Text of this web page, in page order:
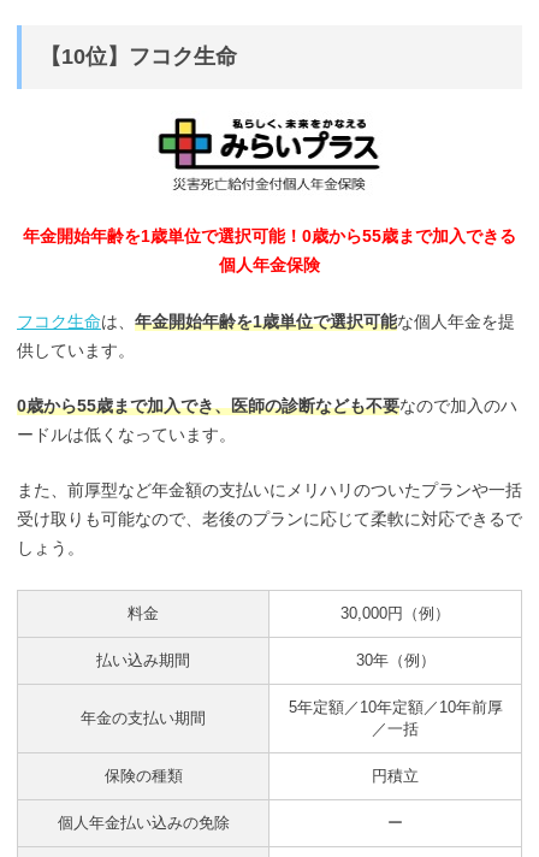
【10位】フコク生命
年金開始年齢を1歳単位で選択可能！0歳から55歳まで加入できる
個人年金保険
フコク生命は、 年金開始年齢を1歳単位で選択可能な個人年金を提
供しています。
0歳から55歳まで加入でき、医師の診断なども不要なので加入のハ
ードルは低くなっています。
また、前厚型など年金額の支払いにメリハリのついたプランや一括
受け取りも可能なので、老後のプランに応じて柔軟に対応できるで
しょう。
料金 30,000円（例）
払い込み期間 30年（例）
年金の支払い期間
5年定額／10年定額／10年前厚
／一括
保険の種類 円積立
個人年金払い込みの免除 ー